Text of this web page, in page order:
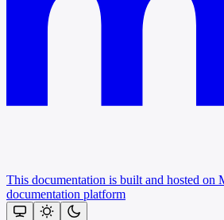
This documentation is built and hosted on
documentation platform